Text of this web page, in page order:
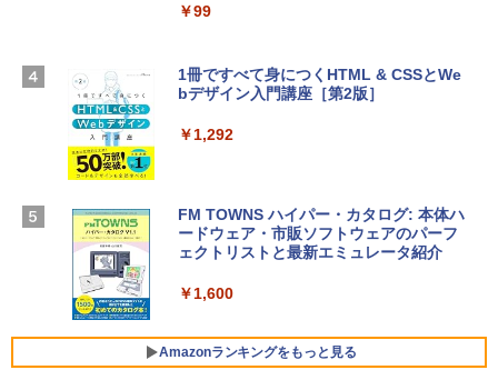
スプレイ、16GBユニファイドメモリ、1
D - シルバー
￥261,414
SSD インテル Core 5
￥129,800
Core i5/16GB/SSD 512GB/ホワイト) FM
VWK3E15W_AZ
￥39,582
Robloxギフトカード - 2,000 Robux 【限
定バーチャルアイテムを含む】 【オンラ
ラインコード版
Windows版 | Minecraft (マインクラフ
ト): Java & Bedrock Edition | オンライ
￥99
1冊ですべて身につくHTML & CSSとWe
bデザイン入門講座［第2版］
￥1,292
FM TOWNS ハイパー・カタログ: 本体ハ
ードウェア・市販ソフトウェアのパーフ
ェクトリストと最新エミュレータ紹介
￥1,600
Amazonランキングをもっと見る